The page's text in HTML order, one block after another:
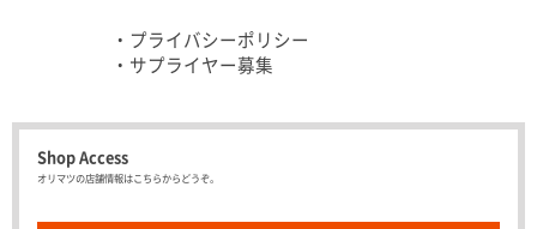
・プライバシーポリシー
・サプライヤー募集
Shop Access
オリマツの店舗情報はこちらからどうぞ。